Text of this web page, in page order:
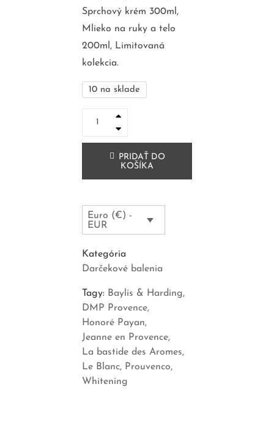
Sprchový krém 300ml,
Mlieko na ruky a telo
200ml, Limitovaná
kolekcia.
10 na sklade
PRIDAŤ DO
KOŠÍKA
Euro (€) -
EUR
Kategória
Darčekové balenia
Tagy: Baylis & Harding
DMP Provence
Honoré Payan
Jeanne en Provence
La bastide des Aromes
Le Blanc Prouvenco
Whitening